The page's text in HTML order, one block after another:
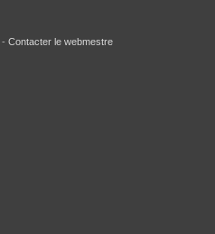
- Contacter le webmestre